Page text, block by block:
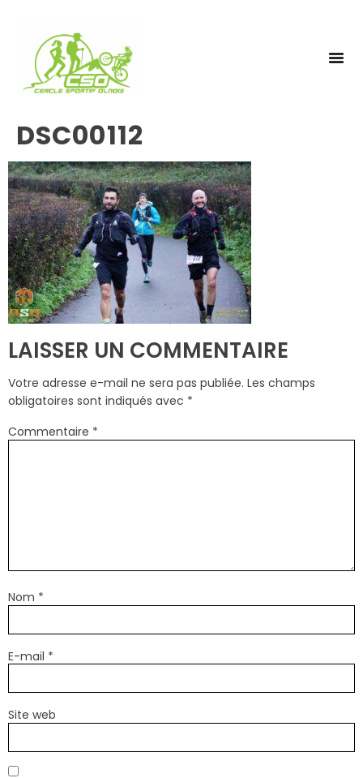
DSC00112
LAISSER UN COMMENTAIRE
Votre adresse e-mail ne sera pas publiée. Les champs
obligatoires sont indiqués avec *
Commentaire *
Nom *
E-mail *
Site web